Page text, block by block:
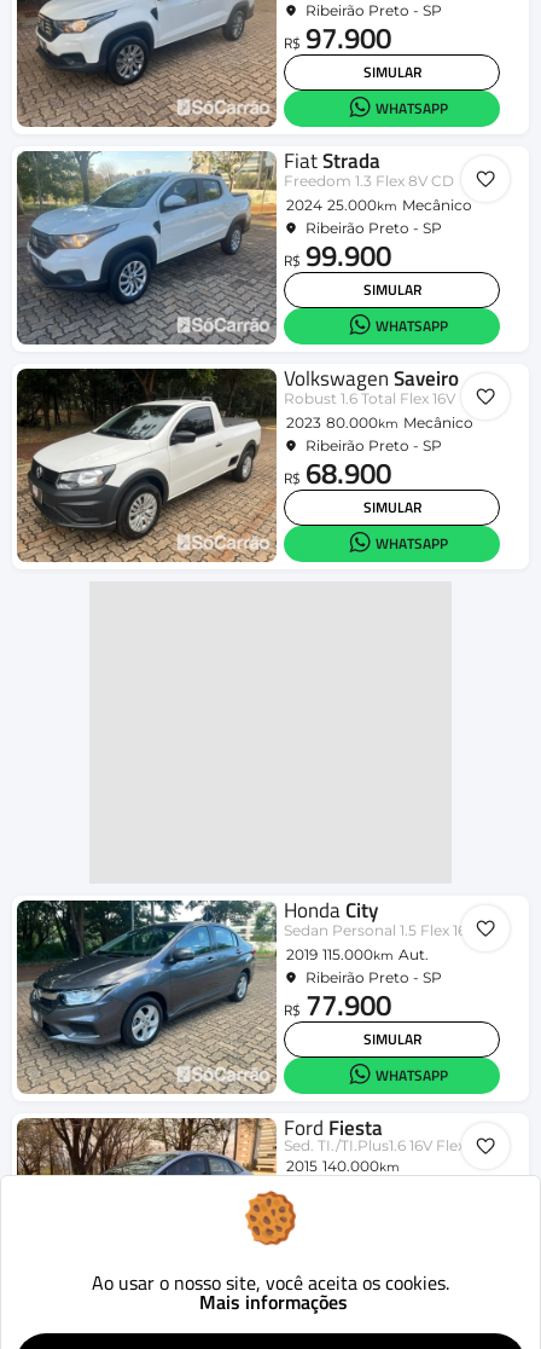
Ribeirão Preto - SP
R$ 97.900
SIMULAR
WHATSAPP
FiatStrada
Freedom 1.3 Flex 8V CD
2024 25.000km Mecânico
Ribeirão Preto - SP
R$ 99.900
SIMULAR
WHATSAPP
VolkswagenSaveiro
Robust 1.6 Total Flex 16V
2023 80.000km Mecânico
Ribeirão Preto - SP
R$ 68.900
SIMULAR
WHATSAPP
HondaCity
Sedan Personal 1.5 Flex 16V Aut.
2019 115.000km Aut.
Ribeirão Preto - SP
R$ 77.900
SIMULAR
WHATSAPP
Ford Fiesta
Sed. TI./TI.Plus1.6 16V Flex Aut.
2015 140.000km
R$
Ao usar o nosso site, você aceita os cookies.
Mais informações